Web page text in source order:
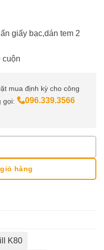
giấy bạc,dán tem 2
cuộn
mua định kỳ cho công
gọi:
096.339.3566
hàng
K80